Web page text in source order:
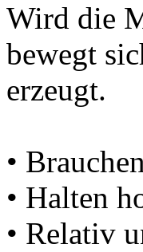
Wird die
bewegt
erzeugt.
•
• Halten
• Relativ